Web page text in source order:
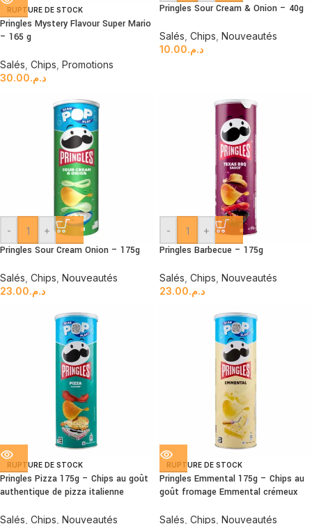
RUPTURE DE STOCK
Pringles Mystery Flavour Super Mario
– 165 g
Salés Chips Promotions
د.م.30.00
Pringles Sour Cream & Onion – 40g
Salés Chips Nouveautés
د.م.10.00
- +
Pringles Sour Cream Onion – 175g
Salés Chips Nouveautés
د.م.23.00
- +
Pringles Barbecue – 175g
Salés Chips Nouveautés
د.م.23.00
RUPTURE DE STOCK
Pringles Pizza 175g – Chips au goût
authentique de pizza italienne
Salés Chips Nouveautés
RUPTURE DE STOCK
Pringles Emmental 175g – Chips au
goût fromage Emmental crémeux
Salés Chips Nouveautés